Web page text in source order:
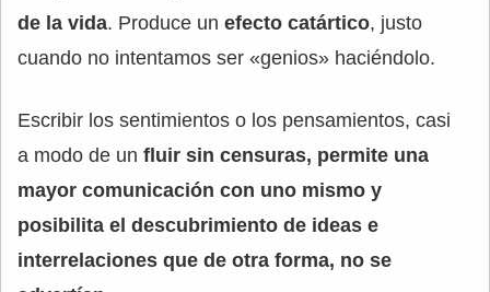
de la vida. Produce un efecto catártico, justo
cuando no intentamos ser «genios» haciéndolo.
Escribir los sentimientos o los pensamientos, casi
a modo de un fluir sin censuras, permite una
mayor comunicación con uno mismo y
posibilita el descubrimiento de ideas e
interrelaciones que de otra forma, no se